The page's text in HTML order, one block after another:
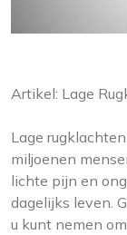
Artikel: Lage
Lage
miljoenen
lichte pijn en
dagelijks leven.
u kunt nemen